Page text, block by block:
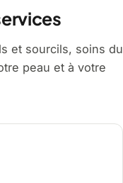
et sourcils, soins du
peau et à votre